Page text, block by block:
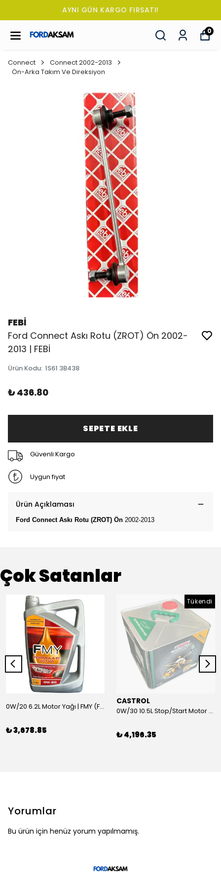
TÜM SİPARİŞLERDE OTO KOKUSU HEDİYE!
0
Connect
Connect 2002-2013
Ön-Arka Takım Ve Direksiyon
FEBİ
Ford Connect Askı Rotu (ZROT) Ön 2002-
2013 | FEBİ
Ürün Kodu: 1S61 3B438
₺ 436.80
SEPETE EKLE
Güvenli Kargo
Uygun fiyat
Ürün Açıklaması
Ford Connect Askı Rotu (ZROT) Ön 2002-2013
Çok Satanlar
0W/20 6.2L Motor Yağı | FMY (Ford Motor Yağları)
₺ 3,678.85
Tükendi
CASTROL
0W/30 10.5L Stop/Start Motor Yağı | CASTROL
₺ 4,196.35
Yorumlar
Bu ürün için henüz yorum yapılmamış.